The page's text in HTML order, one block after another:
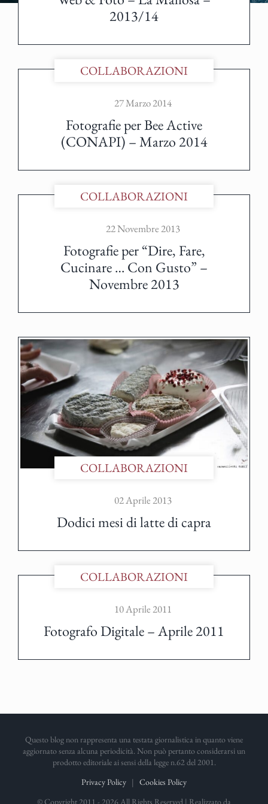
2013/14
COLLABORAZIONI
27 Marzo 2014
Fotografie per Bee Active
(CONAPI) – Marzo 2014
COLLABORAZIONI
22 Novembre 2013
Fotografie per “Dire, Fare,
Cucinare … Con Gusto” –
Novembre 2013
COLLABORAZIONI
02 Aprile 2013
Dodici mesi di latte di capra
COLLABORAZIONI
10 Aprile 2011
Fotografo Digitale – Aprile 2011
Questo blog non rappresenta una testata giornalistica in quanto viene
aggiornato senza alcuna periodicità. Non può pertanto considerarsi un
prodotto editoriale ai sensi della legge n.62 del 2001.
Privacy Policy | Cookies Policy
© Copyright 2011 - 2026 All Rights Reserved | Realizzato da